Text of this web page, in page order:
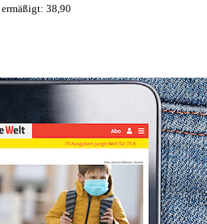
38,90